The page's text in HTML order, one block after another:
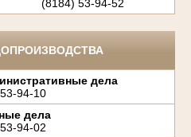
(8184) 53-94-52
дела
94-10
дела
94-02